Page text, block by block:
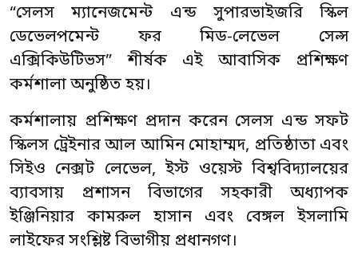
“সেলস ম্যানেজমেন্ট এন্ড সুপারভাইজরি স্কিল
ডেভেলপমেন্ট ফর মিড-লেভেল সেল্স
এক্সিকিউটিভস” শীর্ষক এই আবাসিক প্রশিক্ষণ
কর্মশালা অনুষ্ঠিত হয়।
কর্মশালায় প্রশিক্ষণ প্রদান করেন সেলস এন্ড সফট
স্কিলস ট্রেইনার আল আমিন মোহাম্মদ, প্রতিষ্ঠাতা এবং
সিইও নেক্সট লেভেল, ইস্ট ওয়েস্ট বিশ্ববিদ্যালয়ের
ব্যাবসায় প্রশাসন বিভাগের সহকারী অধ্যাপক
ইঞ্জিনিয়ার কামরুল হাসান এবং বেঙ্গল ইসলামি
লাইফের সংশ্লিষ্ট বিভাগীয় প্রধানগণ।